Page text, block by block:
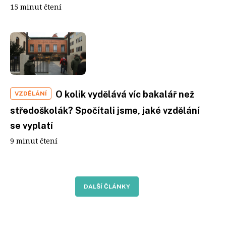
15 minut čtení
VZDĚLÁNÍ
O kolik vydělává víc bakalář než
středoškolák? Spočítali jsme, jaké vzdělání
se vyplatí
9 minut čtení
DALŠÍ ČLÁNKY